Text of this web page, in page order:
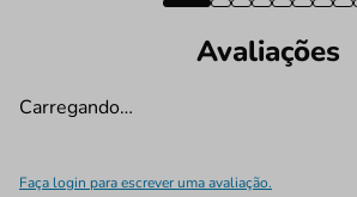
Avaliações
Carregando…
Faça login para escrever uma avaliação.